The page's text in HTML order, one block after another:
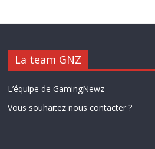
La team GNZ
L’équipe de GamingNewz
Vous souhaitez nous contacter ?